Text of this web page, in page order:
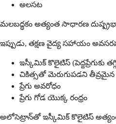
అలసట
మలబద్ధకం అత్యంత సాధారణ
ఇప్పుడు, తక్షణ వైద్య సహాయం
ఇస్కీమిక్ కొలైటిస్ (పెద్దప్రేగుకు
చికిత్సతో మెరుగుపడని తీవ్రమైన
ప్రేగు అవరోధం
ప్రేగు గోడ యొక్క రంధ్రం
అలోసెట్రాన్‌తో ఇస్కీమిక్ కొలైటిస్ అత్యంత